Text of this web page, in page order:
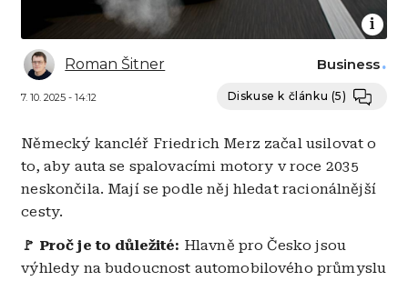
Roman Šitner
7. 10. 2025 - 14:12
Business
Diskuse k článku (5)
Německý kancléř Friedrich Merz začal usilovat o
to, aby auta se spalovacími motory v roce 2035
neskončila. Mají se podle něj hledat racionálnější
cesty.
🚩 Proč je to důležité: Hlavně pro Česko jsou
výhledy na budoucnost automobilového průmyslu